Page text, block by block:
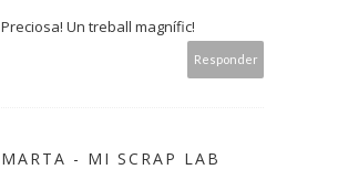
Preciosa! Un treball magnífic!
Responder
MARTA - MI SCRAP LAB